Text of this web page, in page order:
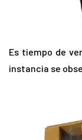
Es tiempo de
instancia se